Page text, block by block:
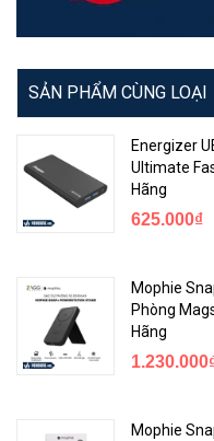
SẢN PHẨM CÙNG LOẠI
Energizer
Ultimate
Hãng
625.000₫
Mophie
Phòng
Hãng
Mophie